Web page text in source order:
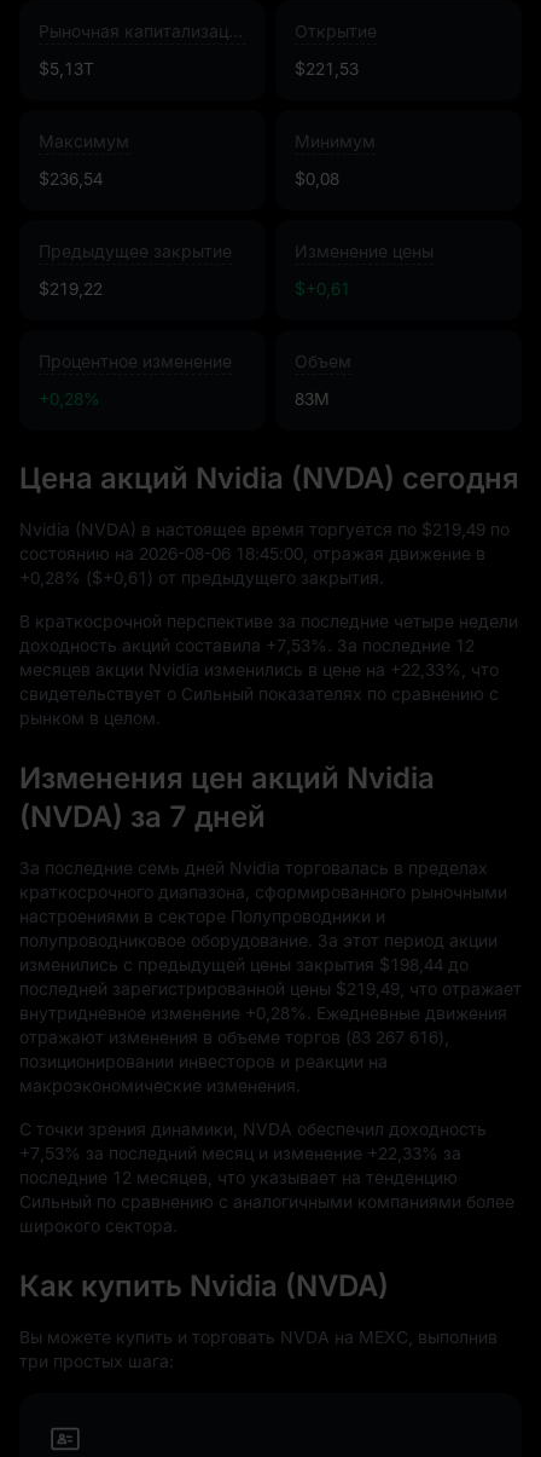
$5,13T
Открытие
$221,53
Максимум
$236,54
Минимум
$0,08
Предыдущее закрытие
$219,22
Изменение цены
$+0,61
Процентное изменение
+0,28%
Объем
83M
Цена акций Nvidia (NVDA) сегодня
Nvidia (NVDA) в настоящее время торгуется по $219,49 по
состоянию на 2026-08-06 18:45:00 , отражая движение в
+0,28% ($+0,61 ) от предыдущего закрытия.
В краткосрочной перспективе за последние четыре недели
доходность акций составила +7,53% . За последние 12
месяцев акции Nvidia изменились в цене на +22,33%
, что
свидетельствует о Сильный показателях по сравнению с
рынком в целом.
Изменения цен акций Nvidia
(NVDA) за 7 дней
За последние семь дней Nvidia торговалась в пределах
краткосрочного диапазона, сформированного рыночными
настроениями в секторе Полупроводники и
полупроводниковое оборудование. За этот период акции
изменились с предыдущей цены закрытия $198,44 до
последней зарегистрированной цены $219,49, что отражает
внутридневное изменение +0,28%
. Ежедневные движения
отражают изменения в объеме торгов (83 267 616),
позиционировании инвесторов и реакции на
макроэкономические изменения.
С точки зрения динамики, NVDA обеспечил доходность
+7,53% за последний месяц и изменение +22,33% за
последние 12 месяцев, что указывает на тенденцию
Сильный по сравнению с аналогичными компаниями более
широкого сектора.
Как купить Nvidia (NVDA)
Вы можете купить и торговать NVDA на MEXC, выполнив
три простых шага: